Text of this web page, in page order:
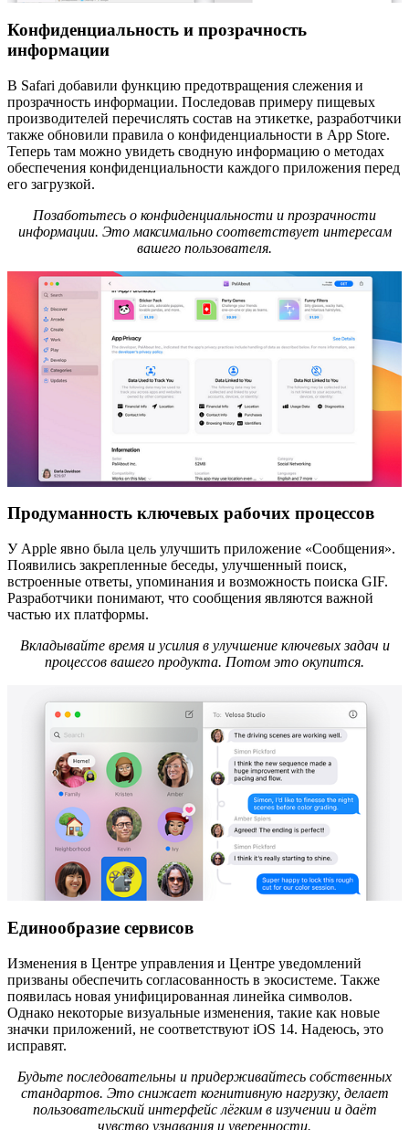
Конфиденциальность и прозрачность
информации
В Safari добавили функцию предотвращения слежения и
прозрачность информации. Последовав примеру пищевых
производителей перечислять состав на этикетке, разработчики
также обновили правила о конфиденциальности в App Store.
Теперь там можно увидеть сводную информацию о методах
обеспечения конфиденциальности каждого приложения перед
его загрузкой.
Позаботьтесь о конфиденциальности и прозрачности
информации. Это максимально соответствует интересам
вашего пользователя.
Продуманность ключевых рабочих процессов
У Apple явно была цель улучшить приложение «Сообщения».
Появились закрепленные беседы, улучшенный поиск,
встроенные ответы, упоминания и возможность поиска GIF.
Разработчики понимают, что сообщения являются важной
частью их платформы.
Вкладывайте время и усилия в улучшение ключевых задач и
процессов вашего продукта. Потом это окупится.
Единообразие сервисов
Изменения в Центре управления и Центре уведомлений
призваны обеспечить согласованность в экосистеме. Также
появилась новая унифицированная линейка символов.
Однако некоторые визуальные изменения, такие как новые
значки приложений, не соответствуют iOS 14. Надеюсь, это
исправят.
Будьте последовательны и придерживайтесь собственных
стандартов. Это снижает когнитивную нагрузку, делает
пользовательский интерфейс лёгким в изучении и даёт
чувство узнавания и уверенности.